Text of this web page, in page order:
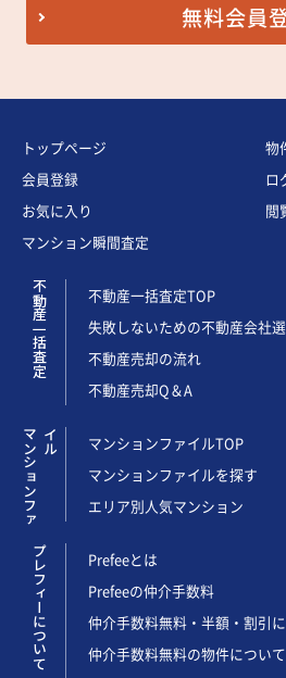
無料会員
トップページ
物
会員登録
ロ
お気に入り
閲
マンション瞬間査定
不動産一括査定
不動産一括査定TOP
失敗しないための不動産会社
不動産売却の流れ
不動産売却Q＆A
マ
ン
シ
ョ
ン
フ
ァ
イ ル
マンションファイルTOP
マンションファイルを探す
エリア別人気マンション
プレフィーについて
Prefeeとは
Prefeeの仲介手数料
仲介手数料無料・半額・割引
仲介手数料無料の物件について